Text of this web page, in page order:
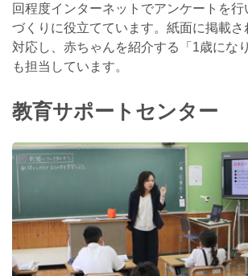
回程度インターネットでアンケートを
づくりに役立てています。紙面に掲載さ
対応し、赤ちゃんを紹介する「1歳にな
も担当しています。
教育サポートセンター